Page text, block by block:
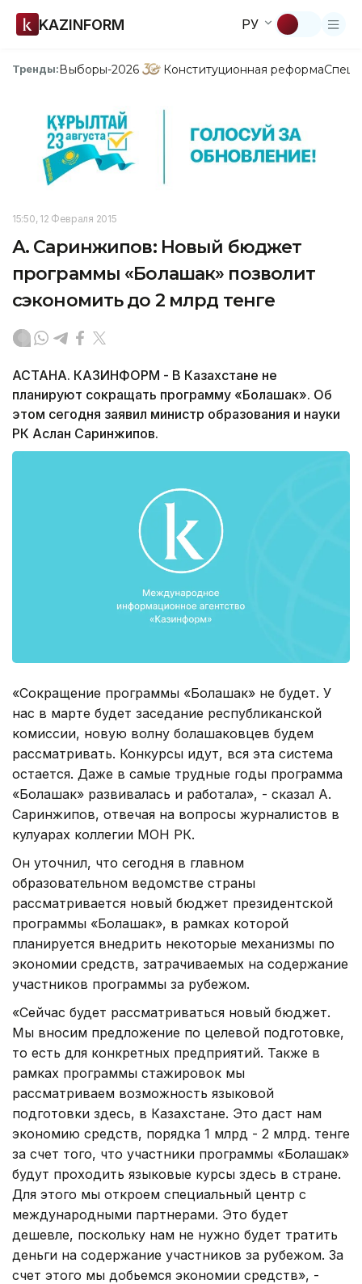
KAZINFORM РУ
Тренды:Выборы-2026 Конституционная реформа
15:50, 12 Февраля 2015
А. Саринжипов: Новый бюджет
программы «Болашак» позволит
сэкономить до 2 млрд тенге
АСТАНА. КАЗИНФОРМ - В Казахстане не
планируют сокращать программу «Болашак». Об
этом сегодня заявил министр образования и науки
РК Аслан Саринжипов.
«Сокращение программы «Болашак» не будет. У
нас в марте будет заседание республиканской
комиссии, новую волну болашаковцев будем
рассматривать. Конкурсы идут, вся эта система
остается. Даже в самые трудные годы программа
«Болашак» развивалась и работала», - сказал А.
Саринжипов, отвечая на вопросы журналистов в
кулуарах коллегии МОН РК.
Он уточнил, что сегодня в главном
образовательном ведомстве страны
рассматривается новый бюджет президентской
программы «Болашак», в рамках которой
планируется внедрить некоторые механизмы по
экономии средств, затрачиваемых на содержание
участников программы за рубежом.
«Сейчас будет рассматриваться новый бюджет.
Мы вносим предложение по целевой подготовке,
то есть для конкретных предприятий. Также в
рамках программы стажировок мы
рассматриваем возможность языковой
подготовки здесь, в Казахстане. Это даст нам
экономию средств, порядка 1 млрд - 2 млрд. тенге
за счет того, что участники программы «Болашак»
будут проходить языковые курсы здесь в стране.
Для этого мы откроем специальный центр с
международными партнерами. Это будет
дешевле, поскольку нам не нужно будет тратить
деньги на содержание участников за рубежом. За
счет этого мы добьемся экономии средств», -